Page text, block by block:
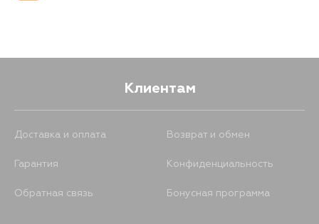
Клиентам
Доставка и оплата Возврат и обмен
Гарантия Конфиденциальность
Обратная связь Бонусная программа